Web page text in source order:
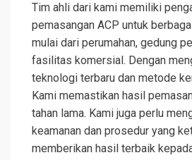
Tim ahli dari kami memiliki
pemasangan ACP untuk
mulai dari perumahan, gedung
fasilitas komersial. Dengan
teknologi terbaru dan metode
Kami memastikan hasil
tahan lama. Kami juga perlu
keamanan dan prosedur yang
memberikan hasil terbaik